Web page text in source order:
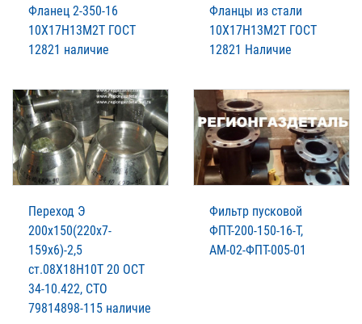
Фланец 2-350-16
10Х17Н13М2Т ГОСТ
12821 наличие
Фланцы из стали
10Х17Н13М2Т ГОСТ
12821 Наличие
Переход Э
200х150(220х7-
159х6)-2,5
ст.08Х18Н10Т 20 ОСТ
34-10.422, СТО
79814898-115 наличие
Фильтр пусковой
ФПТ-200-150-16-Т,
АМ-02-ФПТ-005-01